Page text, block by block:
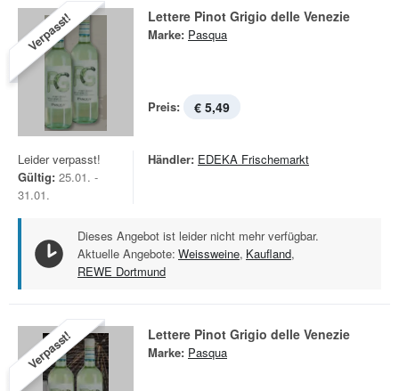
Verpasst! Lettere Pinot Grigio delle Venezie
Marke: Pasqua
Preis: € 5,49
Leider verpasst!
Gültig: 25.01. -
31.01.
Händler: EDEKA Frischemarkt
Dieses Angebot ist leider nicht mehr verfügbar.
Aktuelle Angebote: Weissweine, Kaufland,
REWE Dortmund
Verpasst! Lettere Pinot Grigio delle Venezie
Marke: Pasqua